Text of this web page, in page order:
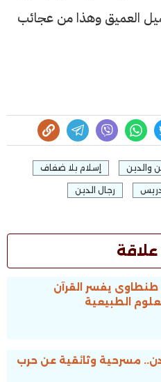
العميق وهذا من عجائب
والدين إسلام بلا ضفاف
رجال الدين
طنطاوى يفسر القرآن
الطبيعية
مسرحية وثائقية عن حرب